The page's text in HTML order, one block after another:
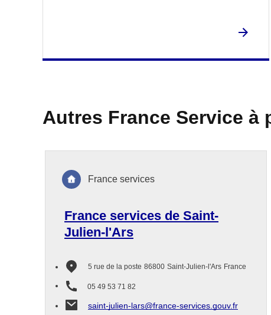
Autres France Service à
France services de Saint-
Julien-l'Ars
5 rue de la poste 86800 Saint-Julien-l'Ars France
05 49 53 71 82
saint-julien-lars@france-services.gouv.fr
France services